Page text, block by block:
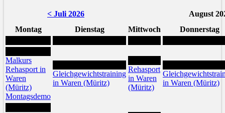
< Juli 2026
August
Montag
Dienstag Mittwoch Donnerstag
Malkurs
Rehasport in
Waren
(Müritz)
Montagsdemo
Gleichgewichtstraining
in Waren (Müritz)
Rehasport
in Waren
(Müritz)
in Waren (Müritz)